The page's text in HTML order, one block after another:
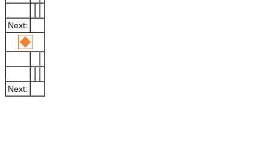
Next:
Next: